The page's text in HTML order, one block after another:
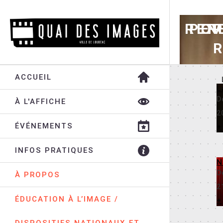
ACCUEIL
À L'AFFICHE
ÉVÉNEMENTS
INFOS PRATIQUES
À PROPOS
ÉDUCATION À L’IMAGE / +